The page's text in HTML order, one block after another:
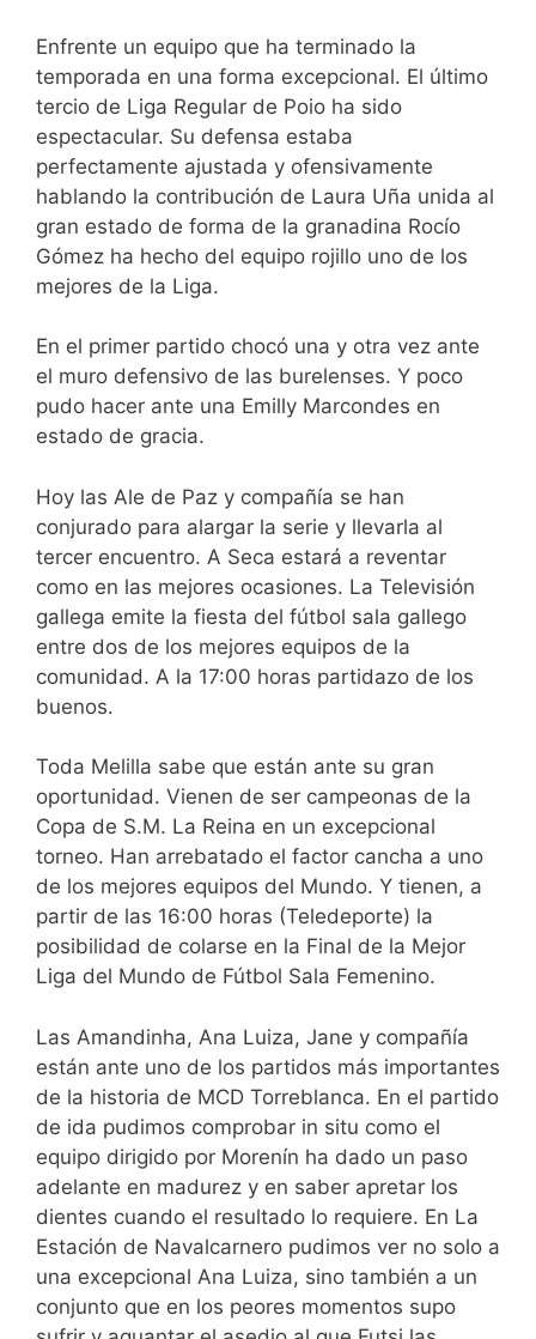
Enfrente un equipo que ha terminado la
temporada en una forma excepcional. El último
tercio de Liga Regular de Poio ha sido
espectacular. Su defensa estaba
perfectamente ajustada y ofensivamente
hablando la contribución de Laura Uña unida al
gran estado de forma de la granadina Rocío
Gómez ha hecho del equipo rojillo uno de los
mejores de la Liga.
En el primer partido chocó una y otra vez ante
el muro defensivo de las burelenses. Y poco
pudo hacer ante una Emilly Marcondes en
estado de gracia.
Hoy las Ale de Paz y compañía se han
conjurado para alargar la serie y llevarla al
tercer encuentro. A Seca estará a reventar
como en las mejores ocasiones. La Televisión
gallega emite la fiesta del fútbol sala gallego
entre dos de los mejores equipos de la
comunidad. A la 17:00 horas partidazo de los
buenos.
Toda Melilla sabe que están ante su gran
oportunidad. Vienen de ser campeonas de la
Copa de S.M. La Reina en un excepcional
torneo. Han arrebatado el factor cancha a uno
de los mejores equipos del Mundo. Y tienen, a
partir de las 16:00 horas (Teledeporte) la
posibilidad de colarse en la Final de la Mejor
Liga del Mundo de Fútbol Sala Femenino.
Las Amandinha, Ana Luiza, Jane y compañía
están ante uno de los partidos más importantes
de la historia de MCD Torreblanca. En el partido
de ida pudimos comprobar in situ como el
equipo dirigido por Morenín ha dado un paso
adelante en madurez y en saber apretar los
dientes cuando el resultado lo requiere. En La
Estación de Navalcarnero pudimos ver no solo a
una excepcional Ana Luiza, sino también a un
conjunto que en los peores momentos supo